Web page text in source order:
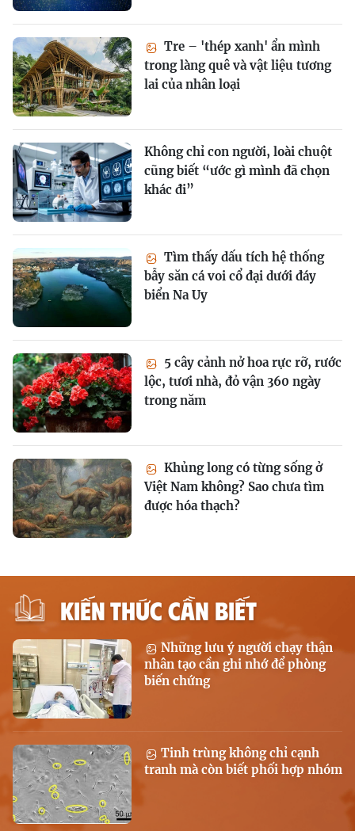
Tre – 'thép xanh' ẩn mình
trong làng quê và vật liệu tương
lai của nhân loại
Không chỉ con người, loài chuột
cũng biết “ước gì mình đã chọn
khác đi”
Tìm thấy dấu tích hệ thống
bẫy săn cá voi cổ đại dưới đáy
biển Na Uy
5 cây cảnh nở hoa rực rỡ, rước
lộc, tươi nhà, đỏ vận 360 ngày
trong năm
Khủng long có từng sống ở
Việt Nam không? Sao chưa tìm
được hóa thạch?
KIẾN THỨC CẦN BIẾT
Những lưu ý người chạy thận
nhân tạo cần ghi nhớ để phòng
biến chứng
Tinh trùng không chỉ cạnh
tranh mà còn biết phối hợp nhóm